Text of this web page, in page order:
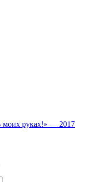
моих руках!» — 2017